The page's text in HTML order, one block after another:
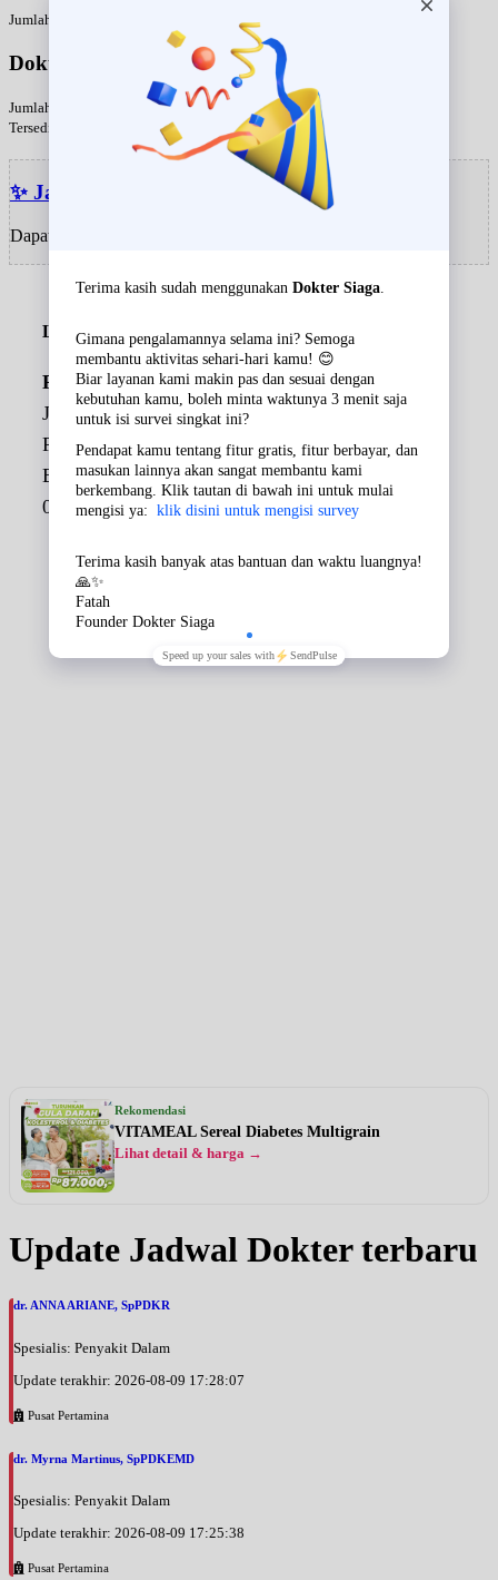
Jumlah dokter 0
Dokter
Jumlah dokter 1
Tersedia jadwal hari ini
✨ Jawal dokter hari ini
Dapatkan update jadwal harian!
Lokasi Rumah Sakit
Permata Pamulang
Jl. Raya Siliwangi No.1A, Pondok Benda,
Pamulang, Benda Baru, Kota Tangerang Selatan,
Banten 15416
02174706899Lihat di peta
Rekomendasi
VITAMEAL Sereal Diabetes Multigrain
Lihat detail & harga →
Update Jadwal Dokter terbaru
dr. ANNA ARIANE, SpPDKR
Spesialis: Penyakit Dalam
Update terakhir: 2026-08-09 17:28:07
Pusat Pertamina
dr. Myrna Martinus, SpPDKEMD
Spesialis: Penyakit Dalam
Update terakhir: 2026-08-09 17:25:38
Pusat Pertamina